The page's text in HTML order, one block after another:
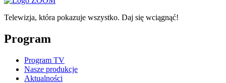
Telewizja, która pokazuje wszystko. Daj się wciągnąć!
Program
Program TV
Nasze produkcje
Aktualności